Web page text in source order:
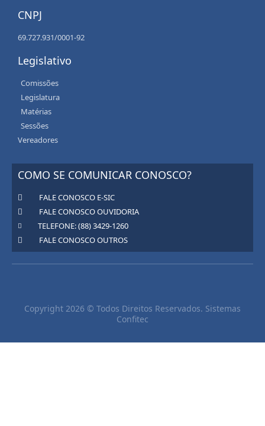
CNPJ
69.727.931/0001-92
Legislativo
Comissões
Legislatura
Matérias
Sessões
Vereadores
COMO SE COMUNICAR CONOSCO?
FALE CONOSCO E-SIC
FALE CONOSCO OUVIDORIA
TELEFONE: (88) 3429-1260
FALE CONOSCO OUTROS
Copyright 2026 © Todos Direitos Reservados. Sistemas
Confitec